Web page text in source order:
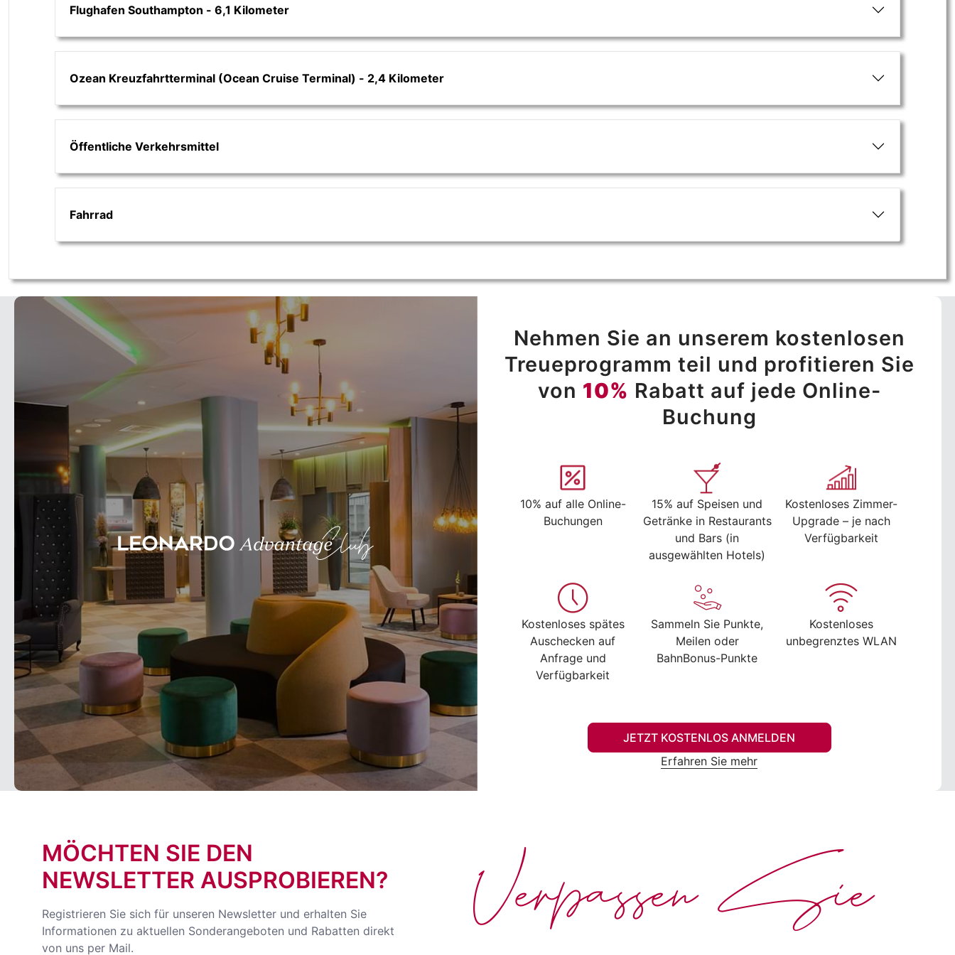
Flughafen Southampton - 6,1 Kilometer
Ozean Kreuzfahrtterminal (Ocean Cruise Terminal) - 2,4 Kilometer
Öffentliche Verkehrsmittel
Fahrrad
Nehmen Sie an unserem kostenlosen
Treueprogramm teil und profitieren Sie
von 10% Rabatt auf jede Online-
Buchung
10% auf alle Online-
Buchungen
15% auf Speisen und
Getränke in Restaurants
und Bars (in
ausgewählten Hotels)
Kostenloses Zimmer-
Upgrade – je nach
Verfügbarkeit
Kostenloses spätes
Auschecken auf
Anfrage und
Verfügbarkeit
Sammeln Sie Punkte,
Meilen oder
BahnBonus-Punkte
Kostenloses
unbegrenztes WLAN
JETZT KOSTENLOS ANMELDEN
Erfahren Sie mehr
MÖCHTEN SIE DEN
NEWSLETTER AUSPROBIEREN?
Registrieren Sie sich für unseren Newsletter und erhalten Sie
Informationen zu aktuellen Sonderangeboten und Rabatten direkt
von uns per Mail.
Verpassen Sie